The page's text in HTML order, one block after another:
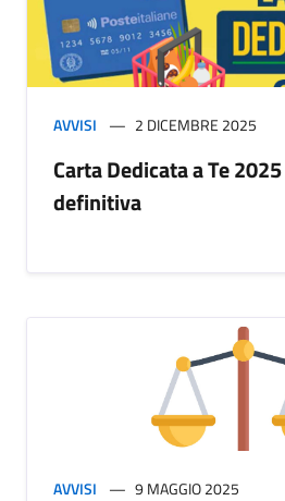
AVVISI 2 DICEMBRE 2025
Carta Dedicata a Te
definitiva
AVVISI 9 MAGGIO 2025